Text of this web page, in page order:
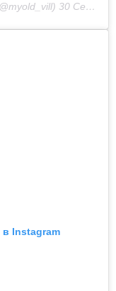
30 Сен 2020 в 2:36 PDT
в Instagram